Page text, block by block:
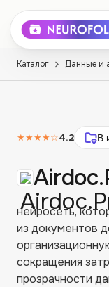
Каталог Данные и
★★★★☆4.2 В
нейросеть,
из документов
сокращения
прозрачности